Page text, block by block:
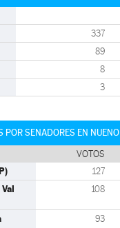
337
89
8
3
POR SENADORES EN NUENO
VOTOS
127
108
93